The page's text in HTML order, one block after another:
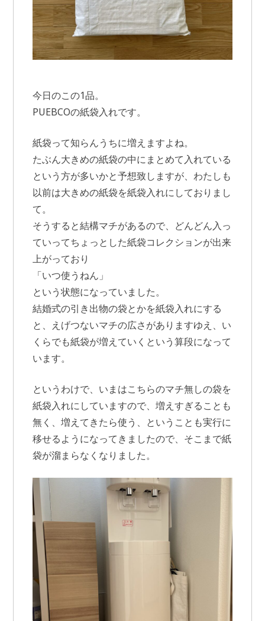
今日のこの1品。
PUEBCOの紙袋入れです。
紙袋って知らんうちに増えますよね。
たぶん大きめの紙袋の中にまとめて入れている
という方が多いかと予想致しますが、わたしも
以前は大きめの紙袋を紙袋入れにしておりまし
て。
そうすると結構マチがあるので、どんどん入っ
ていってちょっとした紙袋コレクションが出来
上がっており
「いつ使うねん」
という状態になっていました。
結婚式の引き出物の袋とかを紙袋入れにする
と、えげつないマチの広さがありますゆえ、い
くらでも紙袋が増えていくという算段になって
います。
というわけで、いまはこちらのマチ無しの袋を
紙袋入れにしていますので、増えすぎることも
無く、増えてきたら使う、ということも実行に
移せるようになってきましたので、そこまで紙
袋が溜まらなくなりました。